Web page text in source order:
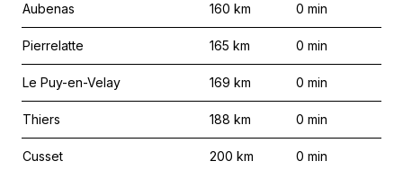
Aubenas 160 km 0 min
Pierrelatte 165 km 0 min
Le Puy-en-Velay 169 km 0 min
Thiers 188 km 0 min
Cusset 200 km 0 min